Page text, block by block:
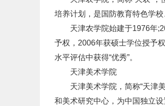
培养计划，是国防教育特色学校
天津农学院始建于1976年
予权，2006年获硕士学位授予
水平评估中获得“优秀”。
天津美术学院
天津美术学院，简称“天津美
和美术研究中心，为中国独立设